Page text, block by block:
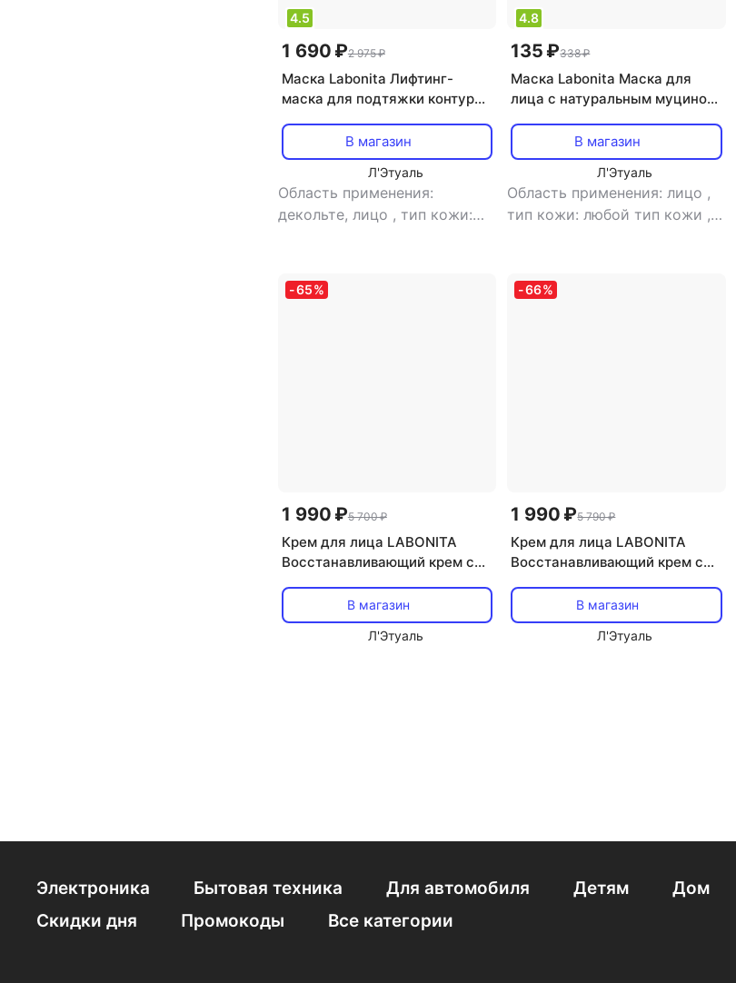
4.5
1 690 ₽2 975 ₽
Маска Labonita Лифтинг-
маска для подтяжки контура
В магазин
Л'Этуаль
Область применения:
декольте, лицо , тип кожи:
от черных точек, лифтинг,
увлажнение
4.8
135 ₽338 ₽
Маска Labonita Маска для
лица с натуральным муцином
В магазин
Л'Этуаль
Область применения: лицо ,
тип кожи: любой тип кожи ,
-65%
1 990 ₽5 700 ₽
Крем для лица LABONITA
Восстанавливающий крем с
Spicule 30В магазин
Л'Этуаль
-66%
1 990 ₽5 790 ₽
Крем для лица LABONITA
Восстанавливающий крем с
Spicule 50В магазин
Л'Этуаль
Электроника Бытовая техника Для автомобиля Детям Дом
Скидки дня
Промокоды Все категории